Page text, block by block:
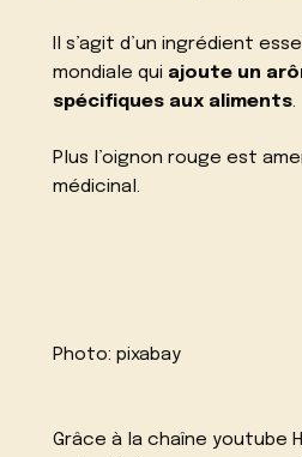
Il s’agit d’un ingrédient
mondiale qui ajoute un
spécifiques aux aliments.
Plus l’oignon rouge est
médicinal.
Photo:pixabay
Grâce à la chaîne youtube